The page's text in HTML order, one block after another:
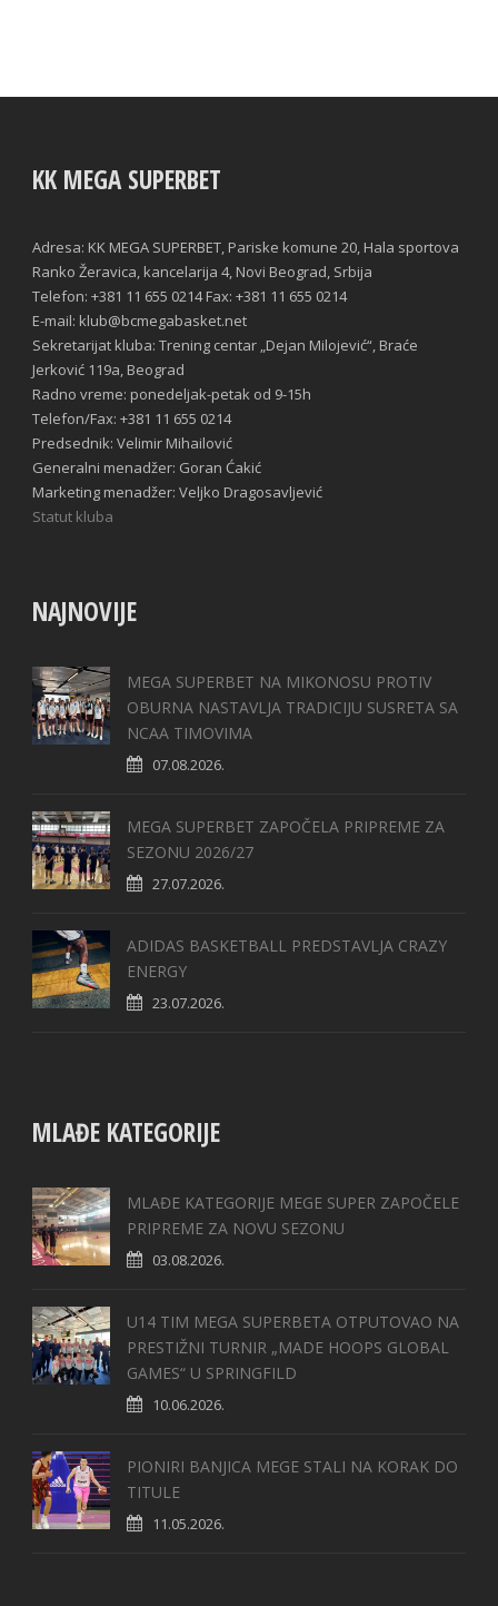
KK MEGA SUPERBET
Adresa: KK MEGA SUPERBET, Pariske komune 20, Hala sportova
Ranko Žeravica, kancelarija 4, Novi Beograd, Srbija
Telefon: +381 11 655 0214 Fax: +381 11 655 0214
E-mail: klub@bcmegabasket.net
Sekretarijat kluba: Trening centar „Dejan Milojević“, Braće
Jerković 119a, Beograd
Radno vreme: ponedeljak-petak od 9-15h
Telefon/Fax: +381 11 655 0214
Predsednik: Velimir Mihailović
Generalni menadžer: Goran Ćakić
Marketing menadžer: Veljko Dragosavljević
Statut kluba
NAJNOVIJE
MEGA SUPERBET NA MIKONOSU PROTIV
OBURNA NASTAVLJA TRADICIJU SUSRETA SA
NCAA TIMOVIMA
07.08.2026.
MEGA SUPERBET ZAPOČELA PRIPREME ZA
SEZONU 2026/27
27.07.2026.
ADIDAS BASKETBALL PREDSTAVLJA CRAZY
ENERGY
23.07.2026.
MLAĐE KATEGORIJE
MLAĐE KATEGORIJE MEGE SUPER ZAPOČELE
PRIPREME ZA NOVU SEZONU
03.08.2026.
U14 TIM MEGA SUPERBETA OTPUTOVAO NA
PRESTIŽNI TURNIR „MADE HOOPS GLOBAL
GAMES“ U SPRINGFILD
10.06.2026.
PIONIRI BANJICA MEGE STALI NA KORAK DO
TITULE
11.05.2026.